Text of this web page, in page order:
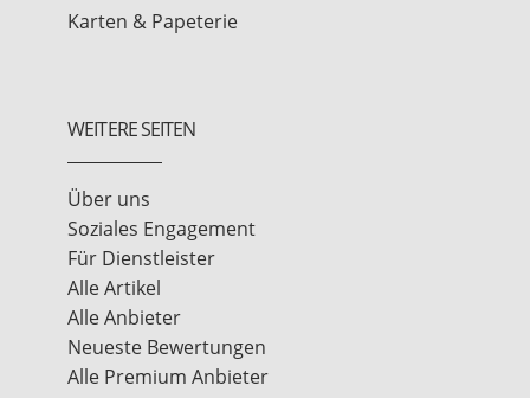
Karten & Papeterie
WEITERE SEITEN
Über uns
Soziales Engagement
Für Dienstleister
Alle Artikel
Alle Anbieter
Neueste Bewertungen
Alle Premium Anbieter